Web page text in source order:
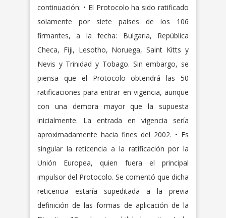
continuación: • El Protocolo ha sido ratificado
solamente por siete países de los 106
firmantes, a la fecha: Bulgaria, República
Checa, Fiji, Lesotho, Noruega, Saint Kitts y
Nevis y Trinidad y Tobago. Sin embargo, se
piensa que el Protocolo obtendrá las 50
ratificaciones para entrar en vigencia, aunque
con una demora mayor que la supuesta
inicialmente. La entrada en vigencia sería
aproximadamente hacia fines del 2002. • Es
singular la reticencia a la ratificación por la
Unión Europea, quien fuera el principal
impulsor del Protocolo. Se comentó que dicha
reticencia estaría supeditada a la previa
definición de las formas de aplicación de la